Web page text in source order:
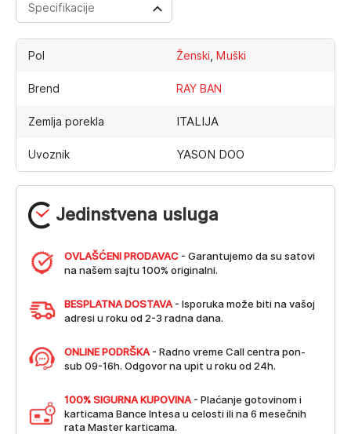
Jedinstvena usluga
OVLAŠĆENI PRODAVAC - Garantujemo da su satovi
na našem sajtu 100% originalni.
BESPLATNA DOSTAVA - Isporuka može biti na vašoj
adresi u roku od 2-3 radna dana.
ONLINE PODRŠKA - Radno vreme Call centra pon-
sub 09-16h. Odgovor na upit u roku od 24h.
100% SIGURNA KUPOVINA - Plaćanje gotovinom i
karticama Bance Intesa u celosti ili na 6 mesečnih
rata Master karticama.
Specifikacije
Pol Ženski, Muški
Brend RAY BAN
Zemlja porekla ITALIJA
Uvoznik YASON DOO